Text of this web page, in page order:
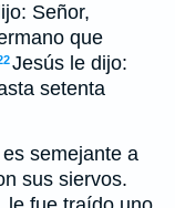
Señor,
que
Jesús le dijo:
setenta
semejante a
sus siervos.